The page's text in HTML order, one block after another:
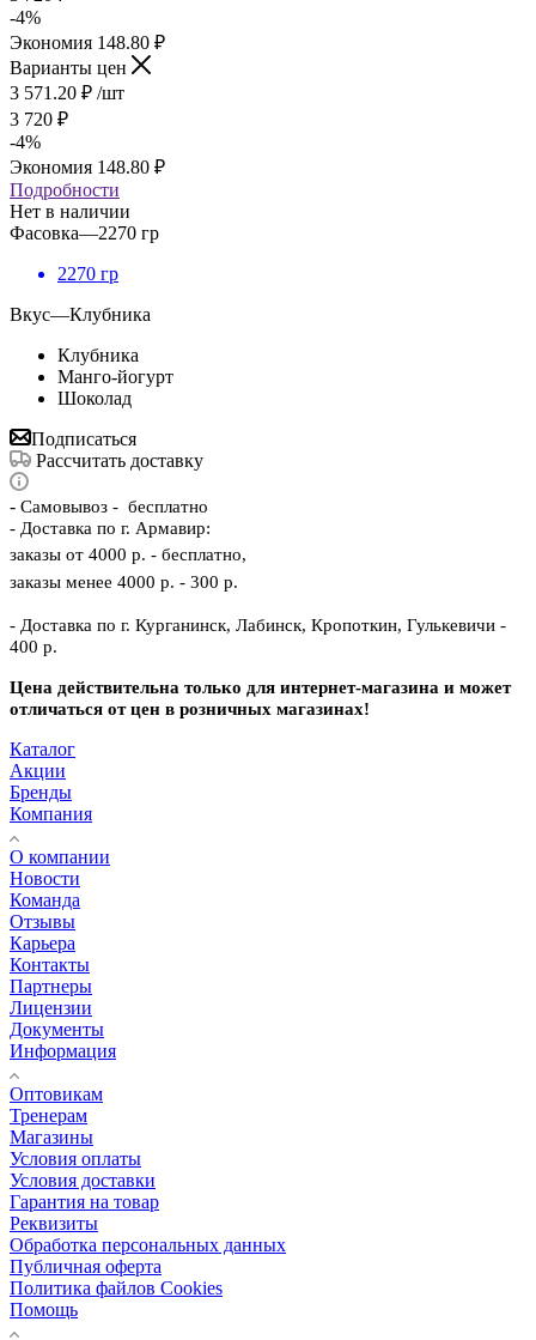
-4%
Экономия 148.80 ₽
Варианты цен
3 571.20 ₽ /шт
3 720 ₽
-4%
Экономия 148.80 ₽
Подробности
Нет в наличии
Фасовка—2270 гр
2270 гр
Вкус—Клубника
Клубника
Манго-йогурт
Шоколад
Подписаться
Рассчитать доставку
- Самовывоз - бесплатно
- Доставка по г. Армавир:
заказы от 4000 р. - бесплатно,
заказы менее 4000 р. - 300 р.
- Доставка по г. Курганинск, Лабинск, Кропоткин, Гулькевичи -
400 р.
Цена действительна только для интернет-магазина и может
отличаться от цен в розничных магазинах!
Каталог
Акции
Бренды
Компания
О компании
Новости
Команда
Отзывы
Карьера
Контакты
Партнеры
Лицензии
Документы
Информация
Оптовикам
Тренерам
Магазины
Условия оплаты
Условия доставки
Гарантия на товар
Реквизиты
Обработка персональных данных
Публичная оферта
Политика файлов Cookies
Помощь